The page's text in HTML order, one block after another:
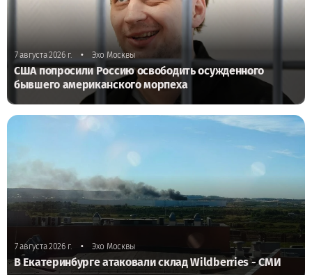
7 августа 2026 г. • Эхо Москвы
США попросили Россию освободить осужденного
бывшего американского морпеха
7 августа 2026 г. • Эхо Москвы
В Екатеринбурге атаковали склад Wildberries - СМИ